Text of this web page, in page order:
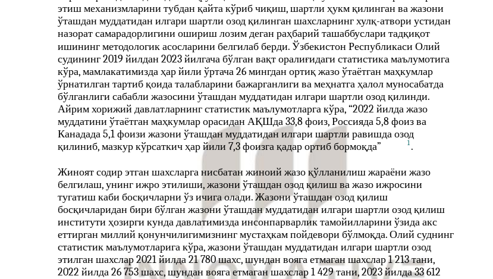
этиш механизмларини тубдан қайта кўриб чиқиш, шартли ҳукм қилинган ва жазони
ўташдан муддатидан илгари шартли озод қилинган шахсларнинг хулқ-атвори устидан
назорат самарадорлигини ошириш лозим деган раҳбарий ташаббуслари тадқиқот
ишининг методологик асосларини белгилаб берди. Ўзбекистон Республикаси Олий
судининг 2019 йилдан 2023 йилгача бўлган вақт оралиғидаги статистика маълумотига
кўра, мамлакатимизда ҳар йили ўртача 26 мингдан ортиқ жазо ўтаётган маҳкумлар
ўрнатилган тартиб қоида талабларини бажарганлиги ва меҳнатга ҳалол муносабатда
бўлганлиги сабабли жазосини ўташдан муддатидан илгари шартли озод қилинди.
Айрим хорижий давлатларнинг статистик маълумотларга кўра, “2022 йилда жазо
муддатини ўтаётган маҳкумлар орасидан АҚШда 33,8 фоиз, Россияда 5,8 фоиз ва
Канадада 5,1 фоизи жазони ўташдан муддатидан илгари шартли равишда озод
қилиниб, мазкур кўрсаткич ҳар йили 7,3 фоизга қадар ортиб бормоқда”
1 .
Жиноят содир этган шахсларга нисбатан жиноий жазо қўлланилиш жараёни жазо
белгилаш, унинг ижро этилиши, жазони ўташдан озод қилиш ва жазо ижросини
тугатиш каби босқичларни ўз ичига олади. Жазони ўташдан озод қилиш
босқичларидан бири бўлган жазони ўташдан муддатидан илгари шартли озод қилиш
институти ҳозирги кунда давлатимизда инсонпарварлик тамойилларини ўзида акс
еттирган миллий қонунчилигимизнинг мустаҳкам пойдевори бўлмоқда. Олий суднинг
статистик маълумотларига кўра, жазони ўташдан муддатидан илгари шартли озод
этилган шахслар 2021 йилда 21 780 шахс, шундан вояга етмаган шахслар 1 213 тани,
2022 йилда 26 753 шахс, шундан вояга етмаган шахслар 1 429 тани, 2023 йилда 33 612